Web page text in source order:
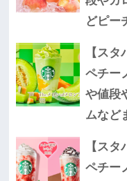
どピー
【ス
ペチー
や値段
ムなど
【ス
ペチー